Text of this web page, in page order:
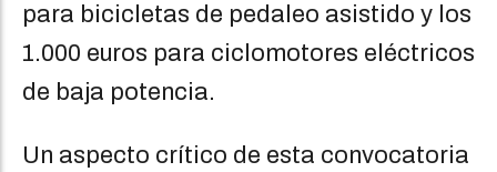
para bicicletas de pedaleo asistido y los
1.000 euros para ciclomotores eléctricos
de baja potencia.
Un aspecto crítico de esta convocatoria